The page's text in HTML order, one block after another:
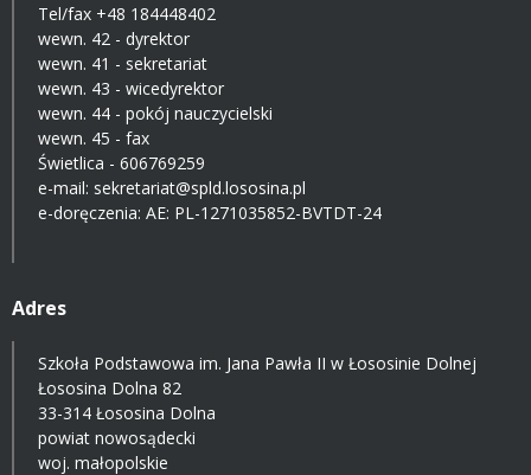
Tel/fax +48 184448402
wewn. 42 - dyrektor
wewn. 41 - sekretariat
wewn. 43 - wicedyrektor
wewn. 44 - pokój nauczycielski
wewn. 45 - fax
Świetlica - 606769259
e-mail: sekretariat@spld.lososina.pl
e-doręczenia: AE: PL-1271035852-BVTDT-24
Adres
Szkoła Podstawowa im. Jana Pawła II w Łososinie Dolnej
Łososina Dolna 82
33-314 Łososina Dolna
powiat nowosądecki
woj. małopolskie